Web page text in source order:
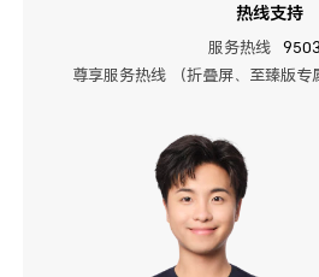
热线支持
服务热线
尊享服务热线 （折叠屏、至臻版专